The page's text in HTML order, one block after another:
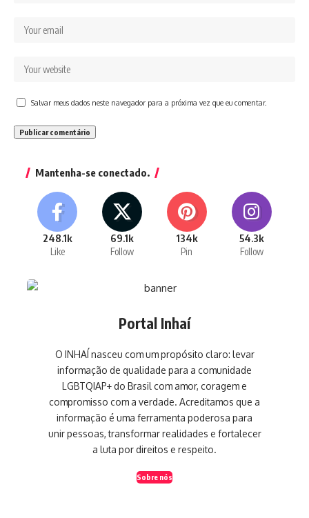
Salvar meus dados neste navegador para a próxima vez que eu comentar.
Mantenha-se conectado.
248.1k
Like
69.1k
Follow
134k
Pin
54.3k
Follow
Portal Inhaí
O INHAÍ nasceu com um propósito claro: levar
informação de qualidade para a comunidade
LGBTQIAP+ do Brasil com amor, coragem e
compromisso com a verdade. Acreditamos que a
informação é uma ferramenta poderosa para
unir pessoas, transformar realidades e fortalecer
a luta por direitos e respeito.
Sobre nós